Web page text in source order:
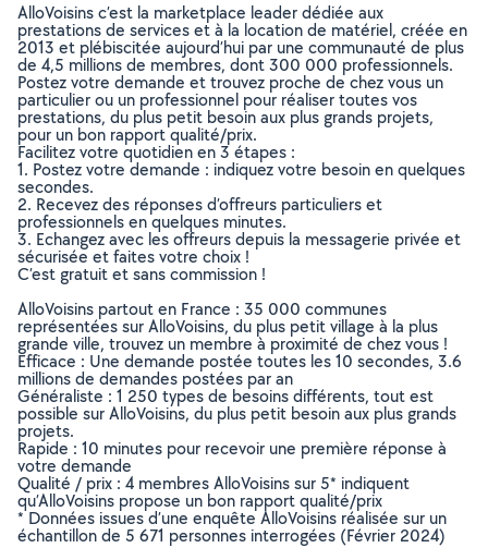
AlloVoisins c’est la marketplace leader dédiée aux
prestations de services et à la location de matériel, créée en
2013 et plébiscitée aujourd’hui par une communauté de plus
de 4,5 millions de membres, dont 300 000 professionnels.
Postez votre demande et trouvez proche de chez vous un
particulier ou un professionnel pour réaliser toutes vos
prestations, du plus petit besoin aux plus grands projets,
pour un bon rapport qualité/prix.
Facilitez votre quotidien en 3 étapes :
1. Postez votre demande : indiquez votre besoin en quelques
secondes.
2. Recevez des réponses d’offreurs particuliers et
professionnels en quelques minutes.
3. Echangez avec les offreurs depuis la messagerie privée et
sécurisée et faites votre choix !
C’est gratuit et sans commission !
AlloVoisins partout en France : 35 000 communes
représentées sur AlloVoisins, du plus petit village à la plus
grande ville, trouvez un membre à proximité de chez vous !
Efficace : Une demande postée toutes les 10 secondes, 3.6
millions de demandes postées par an
Généraliste : 1 250 types de besoins différents, tout est
possible sur AlloVoisins, du plus petit besoin aux plus grands
projets.
Rapide : 10 minutes pour recevoir une première réponse à
votre demande
Qualité / prix : 4 membres AlloVoisins sur 5* indiquent
qu’AlloVoisins propose un bon rapport qualité/prix
* Données issues d’une enquête AlloVoisins réalisée sur un
échantillon de 5 671 personnes interrogées (Février 2024)